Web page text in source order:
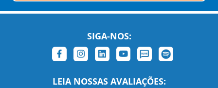
SIGA-NOS:
LEIA NOSSAS AVALIAÇÕES: